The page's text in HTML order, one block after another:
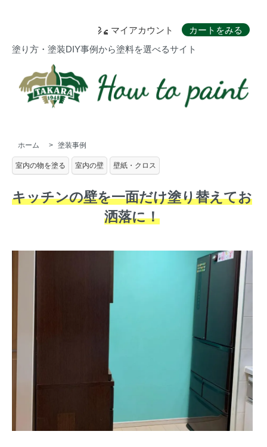
マイアカウント
カートをみる
塗り方・塗装DIY事例から塗料を選べるサイト
ホーム > 塗装事例
室内の物を塗る 室内の壁 壁紙・クロス
キッチンの壁を一面だけ塗り替えてお
洒落に！